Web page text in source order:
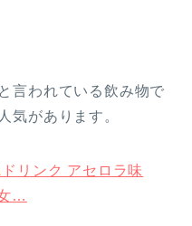
言われている飲み物で
気があります。
リンク アセロラ味
…